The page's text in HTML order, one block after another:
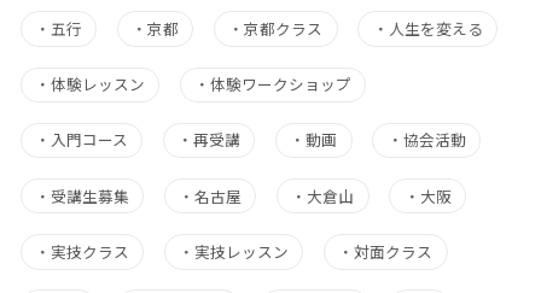
・ 五行 ・京都 ・京都クラス ・ 人生を変える
・ 体験レッスン ・体験ワークショップ
・ 入門コース ・再受講 ・動画 ・ 協会活動
・ 受講生募集 ・名古屋 ・ 大倉山 ・ 大阪
・ 実技クラス ・ 実技レッスン ・対面クラス